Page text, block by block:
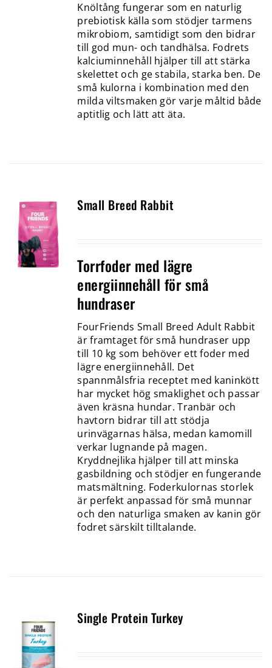
Knöltång fungerar som en naturlig
prebiotisk källa som stödjer tarmens
mikrobiom, samtidigt som den bidrar
till god mun- och tandhälsa. Fodrets
kalciuminnehåll hjälper till att stärka
skelettet och ge stabila, starka ben. De
små kulorna i kombination med den
milda viltsmaken gör varje måltid både
aptitlig och lätt att äta.
Small Breed Rabbit
Torrfoder med lägre
energiinnehåll för små
hundraser
FourFriends Small Breed Adult Rabbit
är framtaget för små hundraser upp
till 10 kg som behöver ett foder med
lägre energiinnehåll. Det
spannmålsfria receptet med kaninkött
har mycket hög smaklighet och passar
även kräsna hundar. Tranbär och
havtorn bidrar till att stödja
urinvägarnas hälsa, medan kamomill
verkar lugnande på magen.
Kryddnejlika hjälper till att minska
gasbildning och stödjer en fungerande
matsmältning. Foderkulornas storlek
är perfekt anpassad för små munnar
och den naturliga smaken av kanin gör
fodret särskilt tilltalande.
Single Protein Turkey